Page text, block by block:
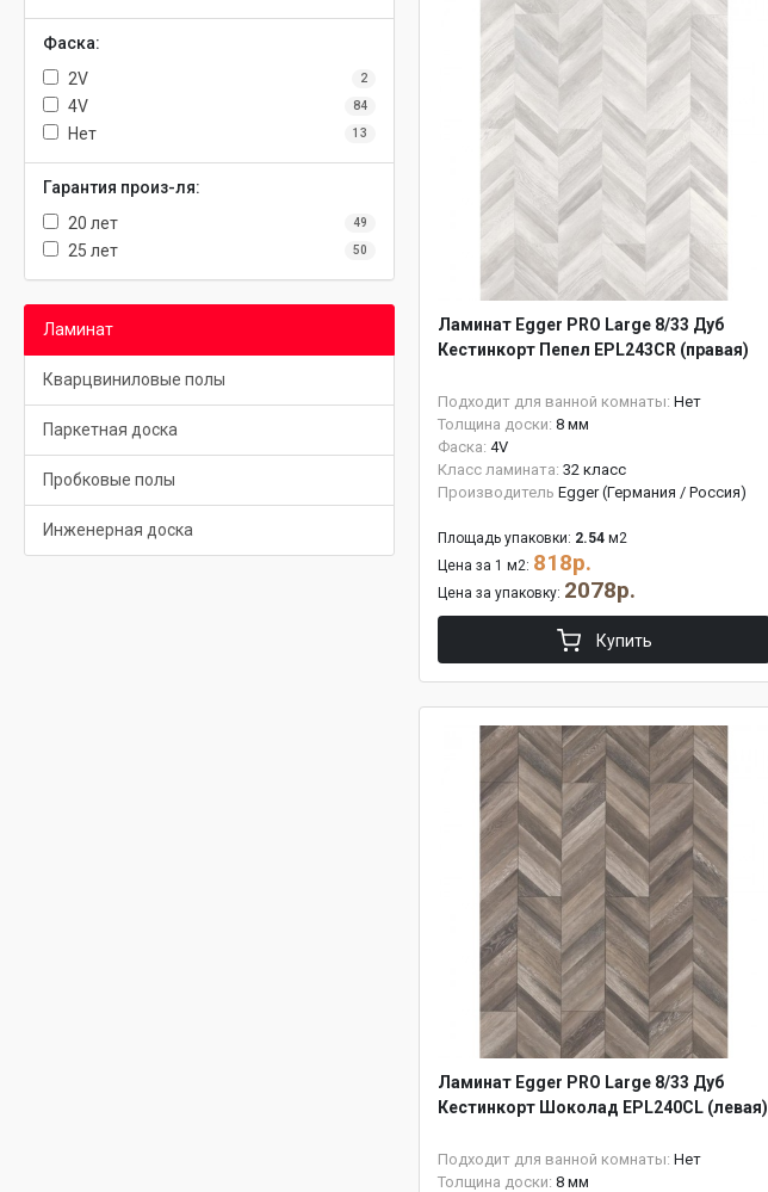
Фаска:
2V
2
4V 84
Нет 13
Гарантия произ-ля:
20 лет
49
25 лет 50
Ламинат
Кварцвиниловые полы
Паркетная доска
Пробковые полы
Инженерная доска
Ламинат Egger PRO Large 8/33 Дуб
Кестинкорт Пепел EPL243CR (правая)
Подходит для ванной комнаты: Нет
Толщина доски: 8 мм
Фаска: 4V
Класс ламината: 32 класс
Производитель Egger (Германия / Россия)
Площадь упаковки: 2.54 м2
Цена за 1 м2: 818р.
Цена за упаковку: 2078р.
Купить
Ламинат Egger PRO Large 8/33 Дуб
Кестинкорт Шоколад EPL240CL (левая)
Подходит для ванной комнаты: Нет
Толщина доски: 8 мм